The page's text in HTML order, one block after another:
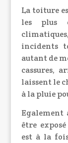
La toiture
les plus
incidents
autant de
cassures,
laissent le
à la pluie
Egalement
être
est à la